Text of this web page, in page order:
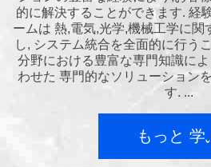
的に解決することができます. 経
ームは 熱,電気,光学,機械工学に関
し, システム統合を全面的に行う
分野における豊富な専門知識に
わせた 専門的なソリューション
す. ...
もっと 学